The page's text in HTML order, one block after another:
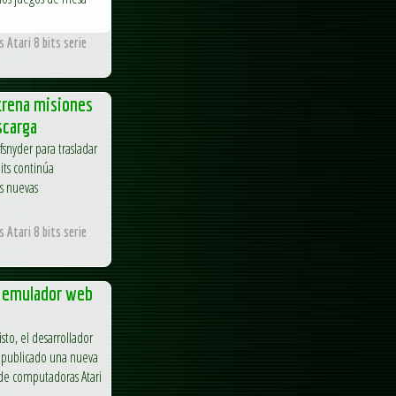
Atari 8 bits serie
misiones
para trasladar
continúa
nuevas
Atari 8 bits serie
web
el desarrollador
una nueva
computadoras Atari